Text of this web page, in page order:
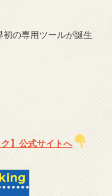
】公式サイトへ